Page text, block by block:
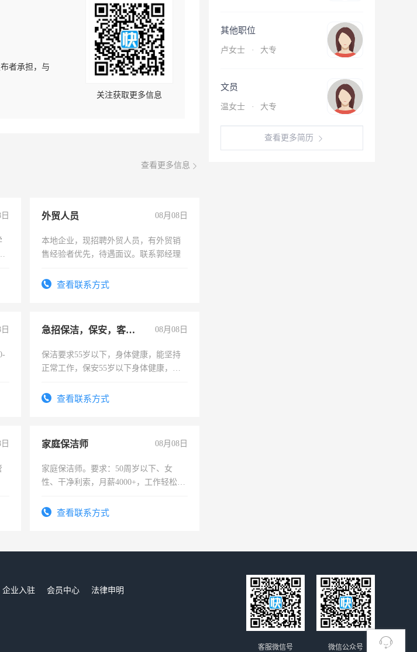
者承担，与
关注获取更多信息
查看更多信息
外贸人员 08月08日
本地企业，现招聘外贸人员，有外贸销
售经验者优先，待遇面议。联系郭经理
查看联系方式
急招保洁，保安，客服，工程 08月08日
保洁要求55岁以下，身体健康，能坚持
正常工作，保安55岁以下身体健康，有
录，客服要求45岁以下高中以上文化，
查看联系方式
家庭保洁师 08月08日
家庭保洁师。要求：50周岁以下、女
性、干净利索，月薪4000+，工作轻松，
太太等。查看联系方式
其他职位
卢女士 · 大专
文员
温女士 · 大专
查看更多简历
企业入驻 会员中心
法律申明
微信公众号
客服微信号